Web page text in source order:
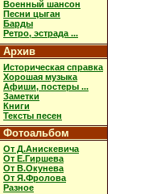
Военный шансон
Песни цыган
Барды
Ретро, эстрада ...
Архив
Историческая справка
Хорошая музыка
Афиши, постеры ...
Заметки
Книги
Тексты песен
Фотоальбом
От Д.Анискевича
От Е.Гиршева
От В.Окунева
От Я.Фролова
Разное